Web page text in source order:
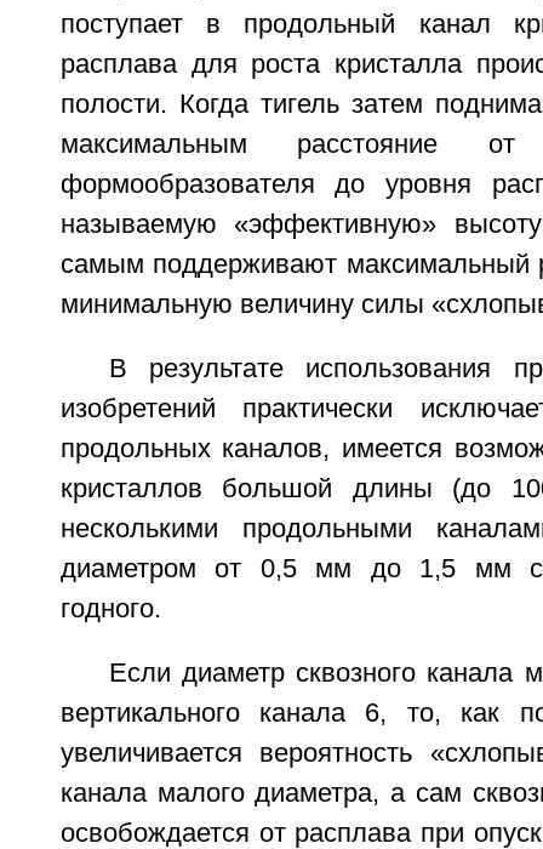
поступает в продольный канал
расплава для роста кристалла
полости. Когда тигель затем
максимальным расстояние
формообразователя до уровня
называемую «эффективную»
самым поддерживают максимальный
минимальную величину силы
В результате использования
изобретений практически
продольных каналов, имеется
кристаллов большой длины (до
несколькими продольными
диаметром от 0,5 мм до 1,5 мм с
годного.
Если диаметр сквозного канала
вертикального канала 6, то, как
увеличивается вероятность
канала малого диаметра, а сам
освобождается от расплава при